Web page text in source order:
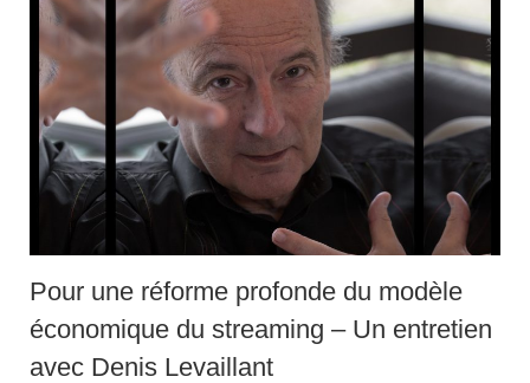
Pour une réforme profonde du modèle
économique du streaming – Un entretien
avec Denis Levaillant